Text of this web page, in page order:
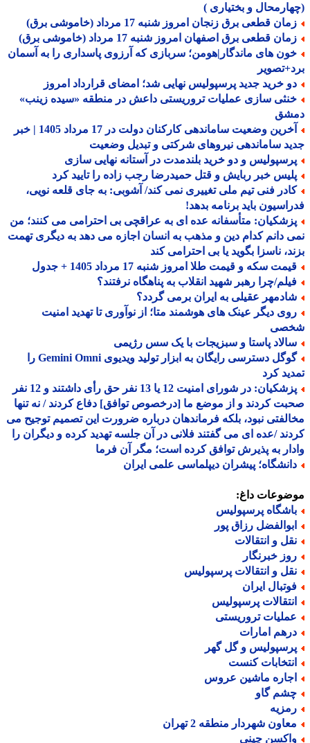
و بختیاری )
قطعی برق زنجان امروز شنبه 17 مرداد (خاموشی برق)
قطعی برق اصفهان امروز شنبه 17 مرداد (خاموشی برق)
های ماندگار|هومن؛ سربازی که آرزوی پاسداری را به آسمان
خرید جدید پرسپولیس نهایی شد؛ امضای قرارداد امروز
سازی عملیات تروریستی داعش در منطقه «سیده زینب»
آخرین وضعیت ساماندهی کارکنان دولت در 17 مرداد 1405 | خبر
ساماندهی نیروهای شرکتی و تبدیل وضعیت
و دو خرید بلندمدت در آستانه نهایی سازی
خبر ربایش و قتل حمیدرضا رجب زاده را تایید کرد
فنی تیم ملی تغییری نمی کند/ آشوبی: به جای قلعه نویی،
باید برنامه بدهد!
متأسفانه عده ای به عراقچی بی احترامی می کنند؛ من
دانم کدام دین و مذهب به انسان اجازه می دهد به دیگری تهمت
ناسزا بگوید یا بی احترامی کند
سکه و قیمت طلا امروز شنبه 17 مرداد 1405 + جدول
چرا رهبر شهید انقلاب به پناهگاه نرفتند؟
عقیلی به ایران برمی گردد؟
دیگر عینک های هوشمند متا؛ از نوآوری تا تهدید امنیت
پاستا و سبزیجات با یک سس رژیمی
گوگل دسترسی رایگان به ابزار تولید ویدیوی Gemini Omni را
کرد
پزشکیان: در شورای امنیت 12 یا 13 نفر حق رأی داشتند و 12 نفر
کردند و از موضع ما [درخصوص توافق] دفاع کردند / نه تنها
نبود، بلکه فرماندهان درباره ضرورت این تصمیم توجیح می
/عده ای می گفتند فلانی در آن جلسه تهدید کرده و دیگران را
به پذیرش توافق کرده است؛ مگر آن فرما
پیشران دیپلماسی علمی ایران
داغ:
پرسپولیس
رزاق پور
و انتقالات
خبرنگار
و انتقالات پرسپولیس
ایران
پرسپولیس
تروریستی
امارات
و گل گهر
کنست
ماشین عروس
گاو
شهردار منطقه 2 تهران
چینی